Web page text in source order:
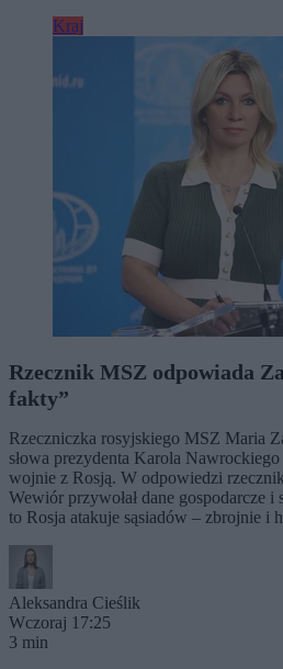
Kraj
Rzecznik MSZ odpowiada
fakty”
Rzeczniczka rosyjskiego MSZ Maria
słowa prezydenta Karola
wojnie z Rosją. W odpowiedzi
Wewiór przywołał dane gospodarcze i
to Rosja atakuje sąsiadów – zbrojnie i
Aleksandra Cieślik
Wczoraj 17:25
3 min